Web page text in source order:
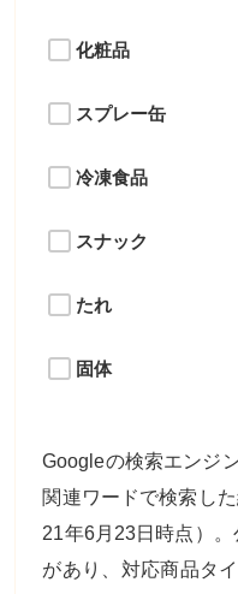
化粧品
スプレー缶
冷凍食品
スナック
たれ
固体
Googleの検索エンジ
関連ワードで検索し
21年6月23日時点）
があり、対応商品タ